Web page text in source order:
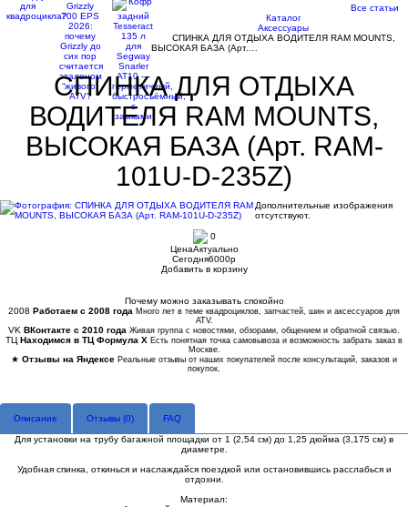
Все статьи
Каталог
Аксессуары
СПИНКА ДЛЯ ОТДЫХА ВОДИТЕЛЯ RAM MOUNTS,
ВЫСОКАЯ БАЗА (Арт.…
СПИНКА ДЛЯ ОТДЫХА
ВОДИТЕЛЯ RAM MOUNTS,
ВЫСОКАЯ БАЗА (Арт. RAM-
101U-D-235Z)
Дополнительные изображения
отсутствуют.
0
ЦенаАктуально
Сегодня6000p
Добавить в корзину
Почему можно заказывать спокойно
2008 Работаем с 2008 года Много лет в теме квадроциклов, запчастей, шин и аксессуаров для
ATV.
VK ВКонтакте с 2010 года Живая группа с новостями, обзорами, общением и обратной связью.
ТЦ Находимся в ТЦ Формула Х Есть понятная точка самовывоза и возможность забрать заказ в
Москве.
★ Отзывы на Яндексе Реальные отзывы от наших покупателей после консультаций, заказов и
покупок.
Описание Отзывы (0) FAQ
Для установки на трубу багажной площадки от 1 (2,54 см) до 1,25 дюйма (3,175 см) в
диаметре.
Удобная спинка, откинься и наслаждайся поездкой или остановившись расслабься и
отдохни.
Материал: